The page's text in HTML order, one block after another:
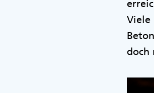
Viele
doch